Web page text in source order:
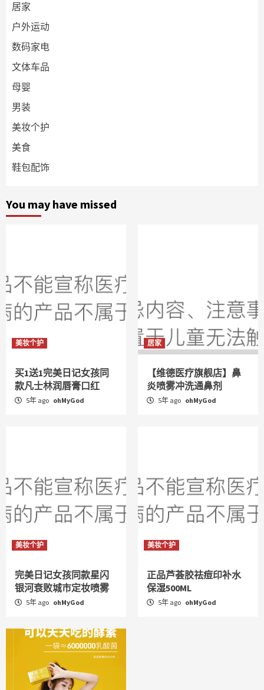
居家
户外运动
数码家电
文体车品
母婴
男装
美妆个护
美食
鞋包配饰
You may have missed
美妆个护
买1送1完美日记女孩同
款凡士林润唇膏口红
5年 ago ohMyGod
居家
【维德医疗旗舰店】鼻
炎喷雾冲洗通鼻剂
5年 ago ohMyGod
美妆个护
完美日记女孩同款星闪
银河衰败城市定妆喷雾
5年 ago ohMyGod
美妆个护
正品芦荟胶祛痘印补水
保湿500ML
5年 ago ohMyGod